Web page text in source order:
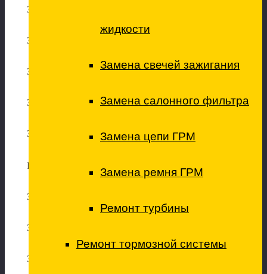
жидкости
Замена свечей зажигания
Замена салонного фильтра
Замена цепи ГРМ
Замена ремня ГРМ
Ремонт турбины
Ремонт тормозной системы
Замена передней ступицы/подшипни
Замена задней ступицы/подшипни
Замена передних рычагов подвески
Замена задних рычагов подвески
Замена пружины (перед.)
Ремонт тормозной системы
Замена задних тормозных дисков
Замена передних тормозных дисков
Замена задних тормозных колодок